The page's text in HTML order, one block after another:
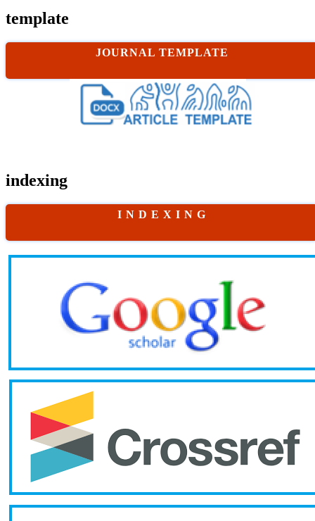
template
JOURNAL TEMPLATE
indexing
I N D E X I N G